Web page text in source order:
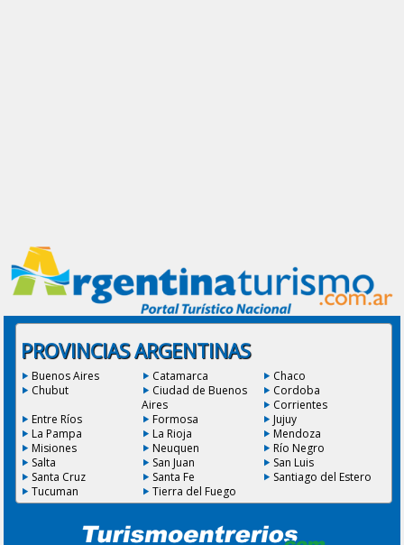
PROVINCIAS ARGENTINAS
Buenos Aires Catamarca
Chaco
Chubut
Ciudad de Buenos
Aires
Cordoba
Corrientes
Entre Ríos
Formosa
Jujuy
La Pampa
La Rioja
Mendoza
Misiones
Neuquen
Río Negro
Salta
San Juan
San Luis
Santa Cruz
Santa Fe
Santiago del Estero
Tucuman
Tierra del Fuego